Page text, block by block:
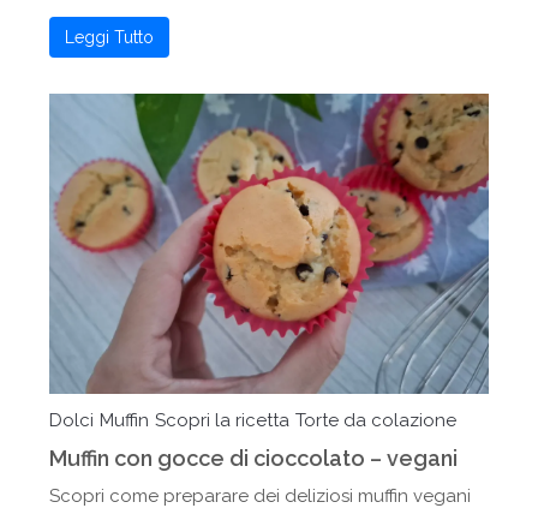
Leggi Tutto
Dolci Muffin Scopri la ricetta Torte da colazione
Muffin con gocce di cioccolato – vegani
Scopri come preparare dei deliziosi muffin vegani